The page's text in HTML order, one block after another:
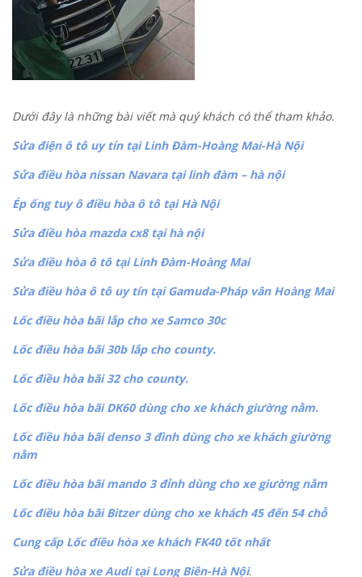
Dưới đây là những bài viết mà quý khách có thể tham khảo.
Sửa điện ô tô uy tín tại Linh Đàm-Hoàng Mai-Hà Nội
Sửa điều hòa nissan Navara tại linh đàm – hà nội
Ép ống tuy ô điều hòa ô tô tại Hà Nội
Sửa điều hòa mazda cx8 tại hà nội
Sửa điều hòa ô tô tại Linh Đàm-Hoàng Mai
Sửa điều hòa ô tô uy tín tại Gamuda-Pháp vân Hoàng Mai
Lốc điều hòa bãi lắp cho xe Samco 30c
Lốc điều hòa bãi 30b lắp cho county.
Lốc điều hòa bãi 32 cho county.
Lốc điều hòa bãi DK60 dùng cho xe khách giường nằm.
Lốc điều hòa bãi denso 3 đình dùng cho xe khách giường
nằm
Lốc điều hòa bãi mando 3 đỉnh dùng cho xe giường nằm
Lốc điều hòa bãi Bitzer dùng cho xe khách 45 đến 54 chỗ
Cung cấp Lốc điều hòa xe khách FK40 tốt nhất
Sửa điều hòa xe Audi tại Long Biên-Hà Nội.